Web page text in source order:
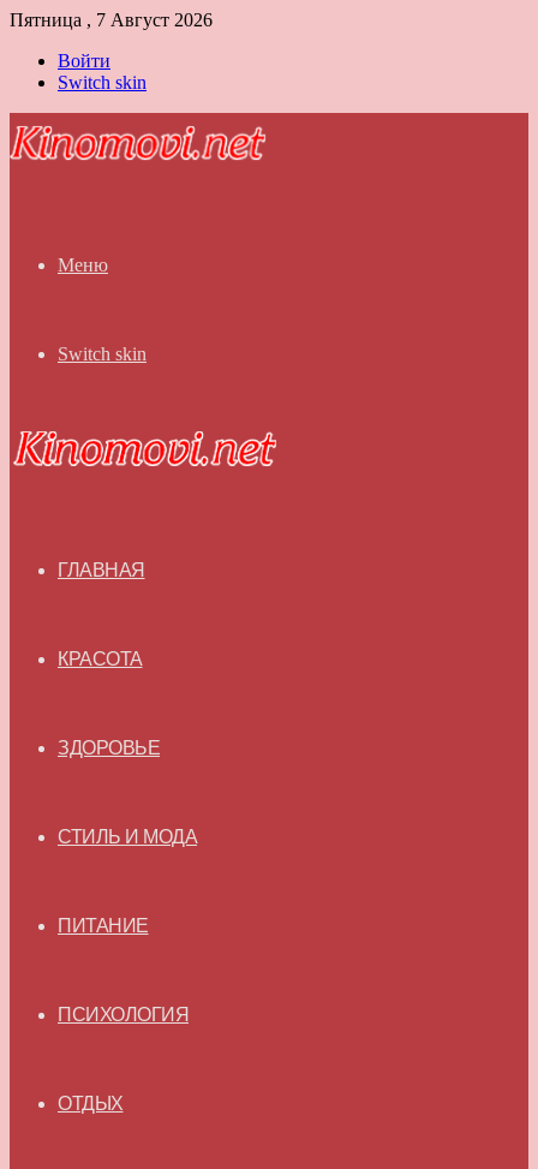
Пятница , 7 Август 2026
Войти
Switch skin
Меню
Switch skin
ГЛАВНАЯ
КРАСОТА
ЗДОРОВЬЕ
СТИЛЬ И МОДА
ПИТАНИЕ
ПСИХОЛОГИЯ
ОТДЫХ